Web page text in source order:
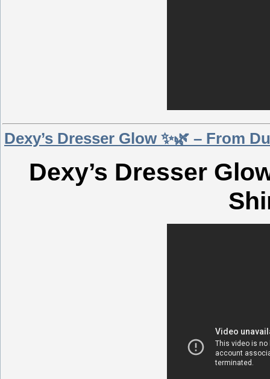
Dexy’s Dresser Glow ✨🌿 – From
Dexy’s Dresser